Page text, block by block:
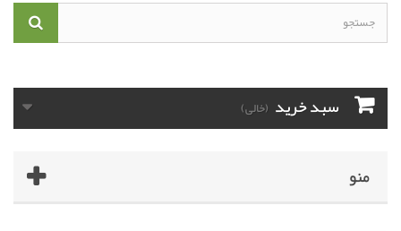
سبد خرید (خالی)
منو